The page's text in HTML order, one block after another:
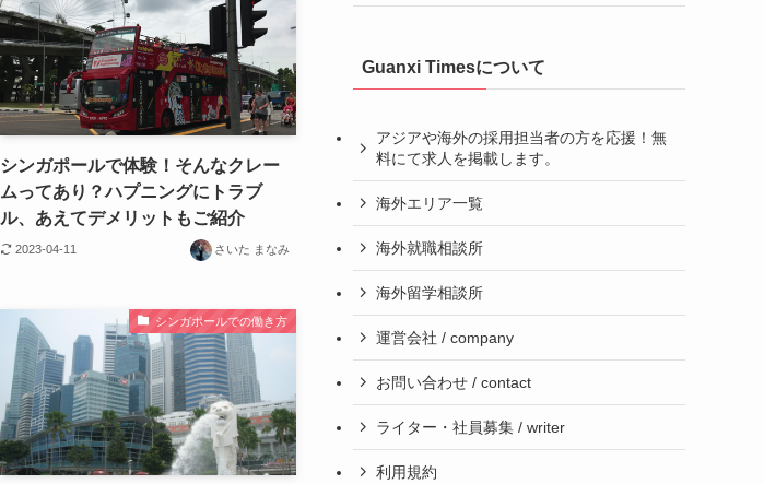
シンガポールで体験！そんなクレー
ムってあり？ハプニングにトラブ
ル、あえてデメリットもご紹介
2023-04-11 さいた まなみ
シンガポールでの働き方
Guanxi Timesについて
アジアや海外の採用担当者の方を応援！無
料にて求人を掲載します。
海外エリア一覧
海外就職相談所
海外留学相談所
運営会社 / company
お問い合わせ / contact
ライター・社員募集 / writer
利用規約